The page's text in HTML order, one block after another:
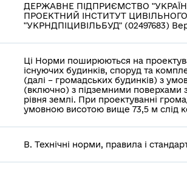
ДЕРЖАВНЕ ПІДПРИЄМСТВО
ПРОЕКТНИЙ ІНСТИТУТ
"УКРНДПІЦИВІЛЬБУД" (02497683)
Ці Норми поширюються на
існуючих будинків, споруд та
(далі – громадських будинків) з
(включно) з підземними поверхами
рівня землі. При проектуванні
умовною висотою вище 73,5 м слід
В. Технічні норми, правила і